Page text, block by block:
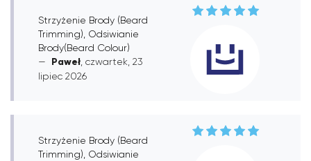
Strzyżenie Brody (Beard
Trimming), Odsiwianie
Brody(Beard Colour)
Paweł , czwartek, 23
lipiec 2026
Strzyżenie Brody (Beard
Trimming), Odsiwianie